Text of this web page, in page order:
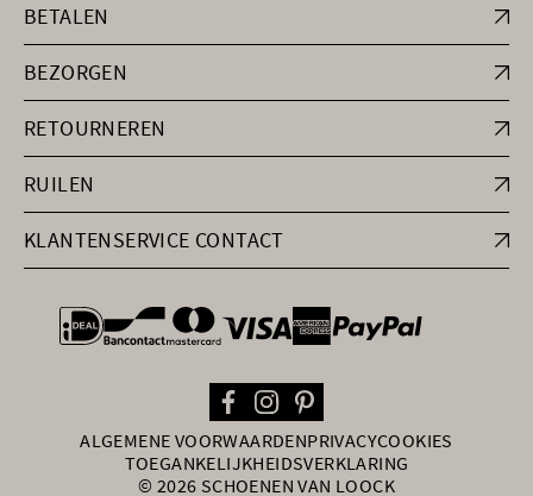
BETALEN
BEZORGEN
RETOURNEREN
RUILEN
KLANTENSERVICE CONTACT
general.paymentOptions
ALGEMENE VOORWAARDENPRIVACYCOOKIES
TOEGANKELIJKHEIDSVERKLARING
© 2026 SCHOENEN VAN LOOCK